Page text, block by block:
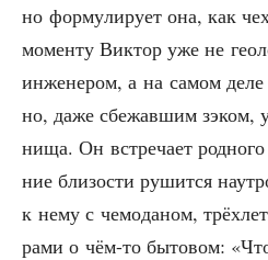
но фор­му­ли­ру­ет она, как
момен­ту Вик­тор уже не
инже­не­ром, а на самом
но, даже сбе­жав­шим зэком,
ни­ща. Он встре­ча­ет
ние бли­зо­сти рушит­ся
к нему с чемо­да­ном,
ра­ми о чём-то быто­вом: